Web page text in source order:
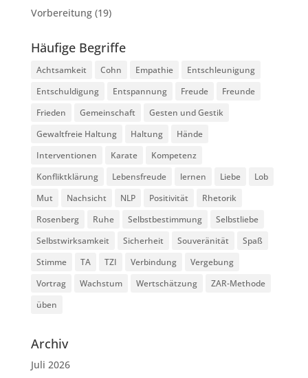
Vorbereitung(19)
Häufige Begriffe
Achtsamkeit Cohn Empathie
Entschleunigung
Entschuldigung
Entspannung Freude
Freunde
Frieden
Gemeinschaft
Gesten und Gestik
Gewaltfreie Haltung
Haltung
Hände
Interventionen
Karate
Kompetenz
Konfliktklärung
Lebensfreude lernen Liebe
Lob
Mut
Nachsicht NLP Positivität
Rhetorik
Rosenberg
Ruhe Selbstbestimmung
Selbstliebe
Selbstwirksamkeit
Sicherheit Souveränität
Spaß
Stimme
TA TZI Verbindung
Vergebung
Vortrag
Wachstum Wertschätzung
ZAR-Methode
üben
Archiv
Juli 2026